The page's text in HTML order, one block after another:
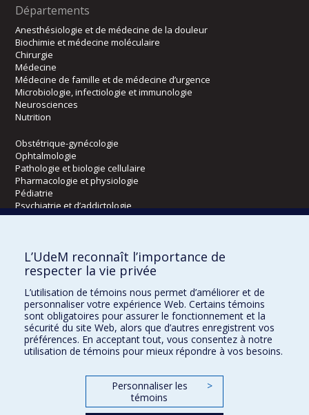
Départements
Anesthésiologie et de médecine de la douleur
Biochimie et médecine moléculaire
Chirurgie
Médecine
Médecine de famille et de médecine d’urgence
Microbiologie, infectiologie et immunologie
Neurosciences
Nutrition
Obstétrique-gynécologie
Ophtalmologie
Pathologie et biologie cellulaire
Pharmacologie et physiologie
Pédiatrie
Psychiatrie et d’addictologie
Radiologie, radio-oncologie et médecine nucléaire
Écoles
Orthophonie et audiologie
Réadaptation
Directions
L’UdeM reconnaît l’importance de
respecter la vie privée
L’utilisation de témoins nous permet d’améliorer et de
personnaliser votre expérience Web. Certains témoins
sont obligatoires pour assurer le fonctionnement et la
sécurité du site Web, alors que d’autres enregistrent vos
préférences. En acceptant tout, vous consentez à notre
utilisation de témoins pour mieux répondre à vos besoins.
Personnaliser les
témoins
>